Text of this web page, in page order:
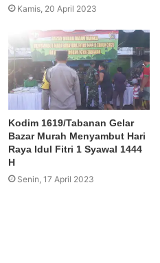
Kamis, 20 April 2023
Kodim 1619/Tabanan Gelar
Bazar Murah Menyambut Hari
Raya Idul Fitri 1 Syawal 1444
H
Senin, 17 April 2023